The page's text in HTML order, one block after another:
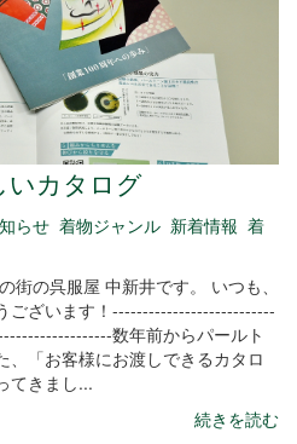
いカタログ
らせ 着物ジャンル 新着情報 着
の呉服屋 中新井です。 いつも、
ございます！---------------------------
数年前からパールト
、「お客様にお渡しできるカタロ
てきまし...
続きを読む